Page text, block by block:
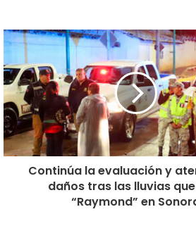
Continúa la evaluación y
daños tras las lluvias
“Raymond” en